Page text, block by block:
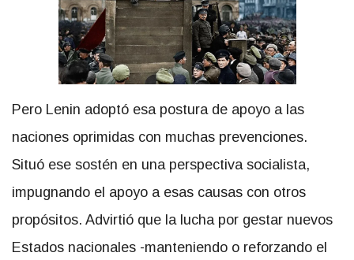
Pero Lenin adoptó esa postura de apoyo a las
naciones oprimidas con muchas prevenciones.
Situó ese sostén en una perspectiva socialista,
impugnando el apoyo a esas causas con otros
propósitos. Advirtió que la lucha por gestar nuevos
Estados nacionales -manteniendo o reforzando el